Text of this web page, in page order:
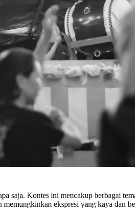
saja. Kontes ini mencakup berbagai
ekspresi yang kaya dan